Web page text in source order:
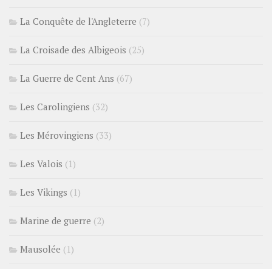
La Conquête de l'Angleterre (7)
La Croisade des Albigeois (25)
La Guerre de Cent Ans (67)
Les Carolingiens (32)
Les Mérovingiens (33)
Les Valois (1)
Les Vikings (1)
Marine de guerre (2)
Mausolée (1)